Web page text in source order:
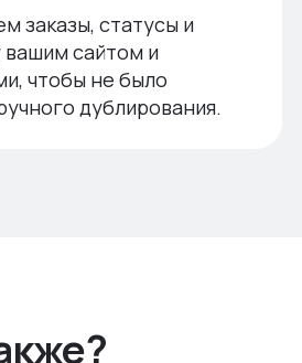
заказы, статусы и
сайтом и
чтобы не было
дублирования.